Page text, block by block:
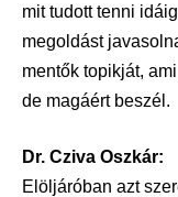
mit tudott tenni
megoldást
mentők topikját,
de magáért beszél.
Dr. Cziva Oszkár:
Elöljáróban azt